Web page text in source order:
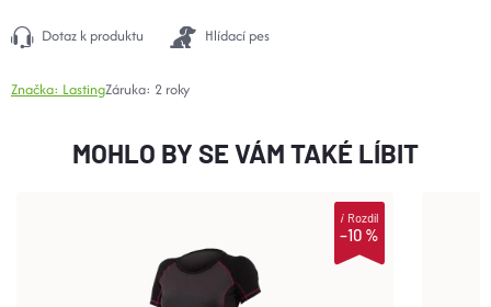
Dotaz k produktu Hlídací pes
Značka: LastingZáruka: 2 roky
MOHLO BY SE VÁM TAKÉ LÍBIT
–10 %
iRozdíl